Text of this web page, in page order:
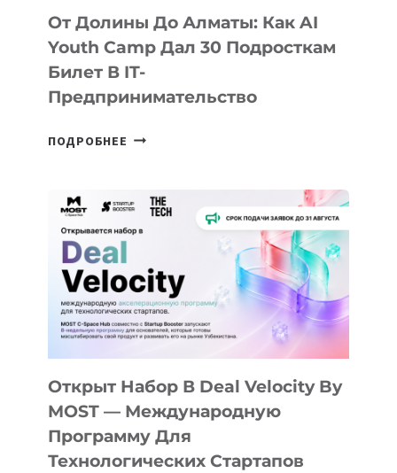
От Долины До Алматы: Как AI
Youth Camp Дал 30 Подросткам
Билет В IT-
Предпринимательство
ПОДРОБНЕЕ ОТ
АЛМАТЫ:
КАК
AI
YOUTH
CAMP
ДАЛ
30
ПОДРОСТКАМ
БИЛЕТ
В
ПРЕДПРИНИМАТЕЛЬСТВО
Открыт Набор В Deal Velocity By
MOST — Международную
Программу Для
Технологических Стартапов